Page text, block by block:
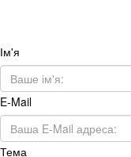
Ім'я
E-Mail
Тема